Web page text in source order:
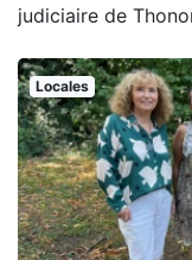
judiciaire de
Locales